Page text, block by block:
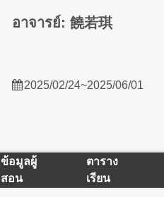
อาจารย์: 饒若琪
2025/02/24~2025/06/01
ข้อมูลผู้
สอน
ตาราง
เรียน